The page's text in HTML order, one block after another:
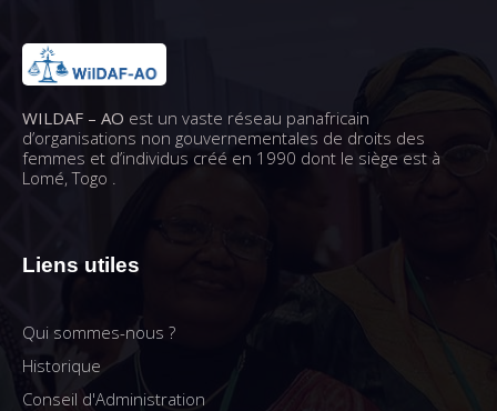
WILDAF – AO est un vaste réseau panafricain
d’organisations non gouvernementales de droits des
femmes et d’individus créé en 1990 dont le siège est à
Lomé, Togo .
Liens utiles
Qui sommes-nous ?
Historique
Conseil d'Administration